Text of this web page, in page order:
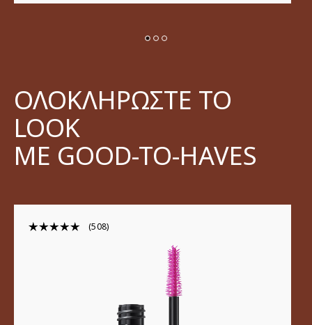
ΟΛΟΚΛΗΡΩΣΤΕ ΤΟ
LOOK
ΜΕ GOOD-TO-HAVES
508